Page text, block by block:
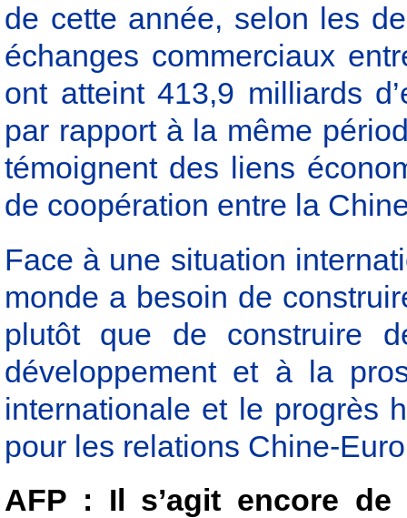
de cette année, selon les
échanges commerciaux
ont atteint 413,9 milliards
par rapport à la même
témoignent des liens
de coopération entre la
Face à une situation
monde a besoin de
plutôt que de construire
développement et à la
internationale et le progrès
pour les relations Chine-
AFP : Il s’agit encore